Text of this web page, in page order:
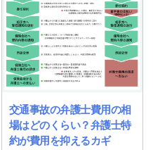
交通事故の弁護士費用の相
場はどのくらい？弁護士特
約が費用を抑えるカギ